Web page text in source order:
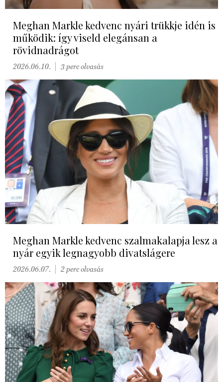
Meghan Markle kedvenc nyári trükkje idén is
működik: így viseld elegánsan a
rövidnadrágot
2026.06.10. 3 perc olvasás
Meghan Markle kedvenc szalmakalapja lesz a
nyár egyik legnagyobb divatslágere
2026.06.07. 2 perc olvasás